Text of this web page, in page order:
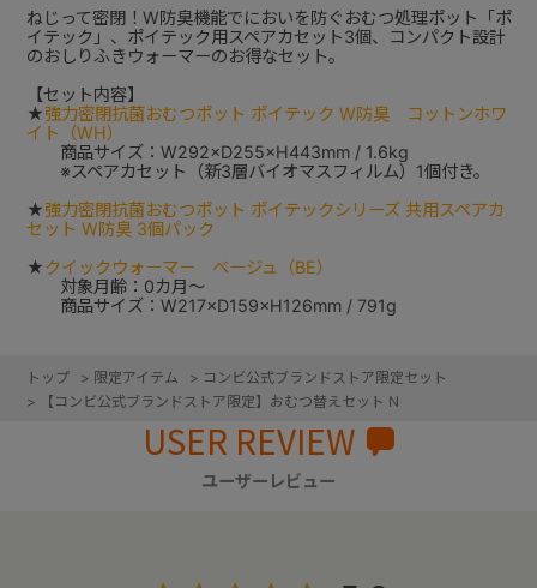
ねじって密閉！W防臭機能でにおいを防ぐおむつ処理ポット「ポ
イテック」、ポイテック用スペアカセット3個、コンパクト設計
のおしりふきウォーマーのお得なセット。
【セット内容】
★強力密閉抗菌おむつポット ポイテック W防臭 コットンホワ
イト（WH）
商品サイズ：W292×D255×H443mm / 1.6kg
※スペアカセット（新3層バイオマスフィルム）1個付き。
★強力密閉抗菌おむつポット ポイテックシリーズ 共用スペアカ
セット W防臭 3個パック
★クイックウォーマー ベージュ（BE）
対象月齢：0カ月～
商品サイズ：W217×D159×H126mm / 791g
トップ > 限定アイテム > コンビ公式ブランドストア限定セット
>
【コンビ公式ブランドストア限定】おむつ替えセット N
USER REVIEW
ユーザーレビュー